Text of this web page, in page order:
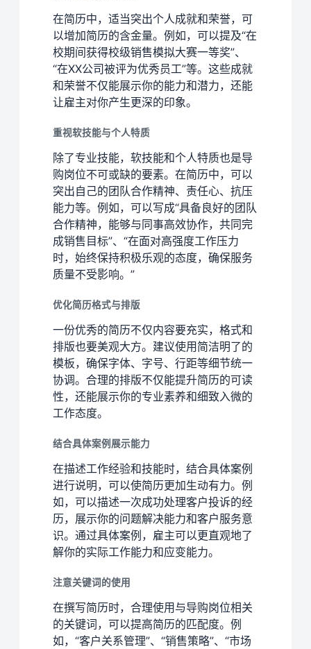
在简历中，适当突出个人成就和荣誉，可
以增加简历的含金量。例如，可以提及“在
校期间获得校级销售模拟大赛一等奖”、
“在XX公司被评为优秀员工”等。这些成就
和荣誉不仅能展示你的能力和潜力，还能
让雇主对你产生更深的印象。
重视软技能与个人特质
除了专业技能，软技能和个人特质也是导
购岗位不可或缺的要素。在简历中，可以
突出自己的团队合作精神、责任心、抗压
能力等。例如，可以写成“具备良好的团队
合作精神，能够与同事高效协作，共同完
成销售目标”、“在面对高强度工作压力
时，始终保持积极乐观的态度，确保服务
质量不受影响。”
优化简历格式与排版
一份优秀的简历不仅内容要充实，格式和
排版也要美观大方。建议使用简洁明了的
模板，确保字体、字号、行距等细节统一
协调。合理的排版不仅能提升简历的可读
性，还能展示你的专业素养和细致入微的
工作态度。
结合具体案例展示能力
在描述工作经验和技能时，结合具体案例
进行说明，可以使简历更加生动有力。例
如，可以描述一次成功处理客户投诉的经
历，展示你的问题解决能力和客户服务意
识。通过具体案例，雇主可以更直观地了
解你的实际工作能力和应变能力。
注意关键词的使用
在撰写简历时，合理使用与导购岗位相关
的关键词，可以提高简历的匹配度。例
如，“客户关系管理”、“销售策略”、“市场